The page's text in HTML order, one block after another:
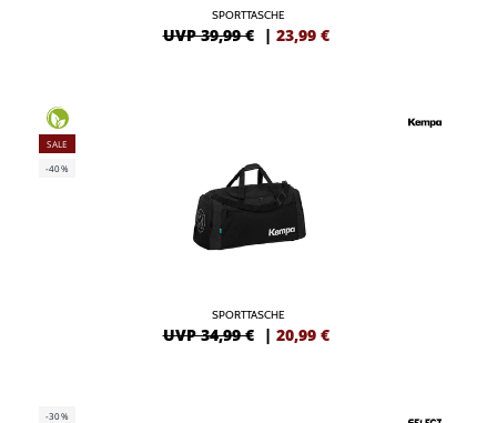
SPORTTASCHE
UVP 39,99 € | 23,99 €
SALE
-40%
SPORTTASCHE
UVP 34,99 € | 20,99 €
-30%